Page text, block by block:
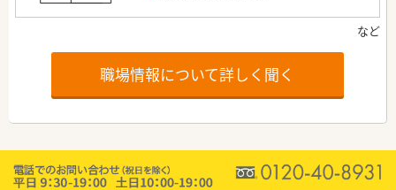
職場情報について詳しく聞く